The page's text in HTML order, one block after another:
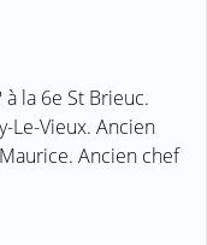
la 6e St Brieuc.
Le-Vieux. Ancien
Ancien chef